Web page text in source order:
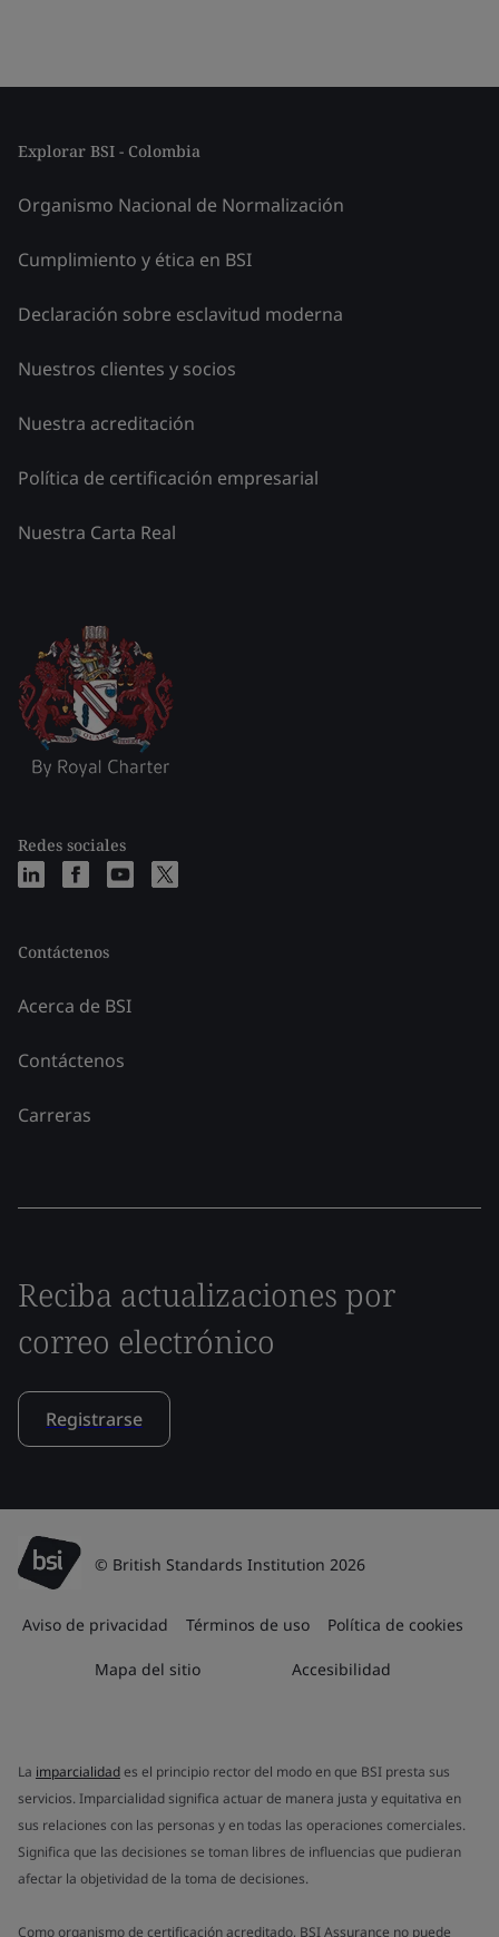
Explorar BSI - Colombia
Organismo Nacional de Normalización
Cumplimiento y ética en BSI
Declaración sobre esclavitud moderna
Nuestros clientes y socios
Nuestra acreditación
Política de certificación empresarial
Nuestra Carta Real
Redes sociales
Contáctenos
Acerca de BSI
Contáctenos
Carreras
Reciba actualizaciones por
correo electrónico
Registrarse
© British Standards Institution 2026
Aviso de privacidad Términos de uso Política de cookies
Mapa del sitio Accesibilidad
La imparcialidades el principio rector del modo en que BSI presta sus
servicios. Imparcialidad significa actuar de manera justa y equitativa en
sus relaciones con las personas y en todas las operaciones comerciales.
Significa que las decisiones se toman libres de influencias que pudieran
afectar la objetividad de la toma de decisiones.
Como organismo de certificación acreditado, BSI Assurance no puede